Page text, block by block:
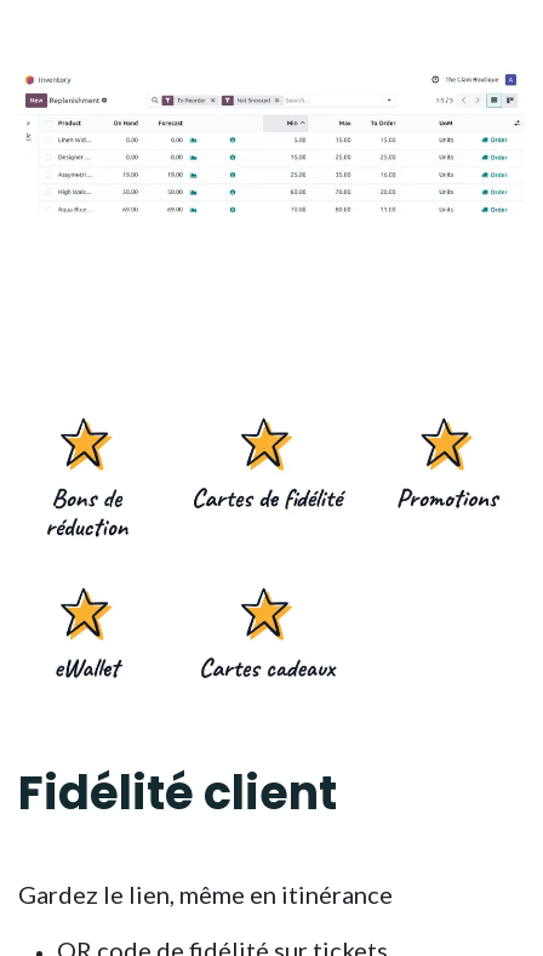
Fidélité client
Gardez le lien, même en itinérance
QR code de fidélité sur tickets